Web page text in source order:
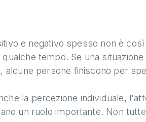
e negativo spesso non è
tempo. Se una
persone finiscono per
la percezione individuale,
un ruolo importante. Non